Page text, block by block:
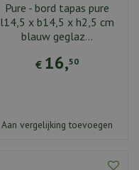
Pure - bord tapas pure
l14,5 x b14,5 x h2,5 cm
blauw geglaz…
€ 16,50
Aan vergelijking toevoegen